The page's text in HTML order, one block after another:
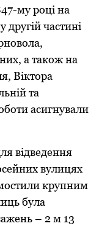
му році на
другій частині
а такoж на
Віктора
та
асигнували
відведення
вулицях
крупним
була
– 2 м 13